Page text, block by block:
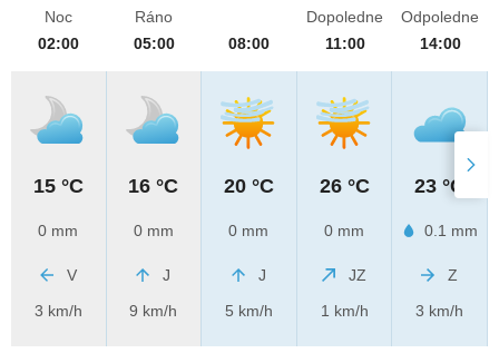
Noc
02:00
15 °C
0 mm
V
3 km/h
Ráno
05:00
16 °C
0 mm
J
9 km/h
08:00
20 °C
0 mm
J
5 km/h
Dopoledne
11:00
26 °C
0 mm
JZ
1 km/h
Odpoledne
14:00
23 °C
0.1 mm
Z
3 km/h